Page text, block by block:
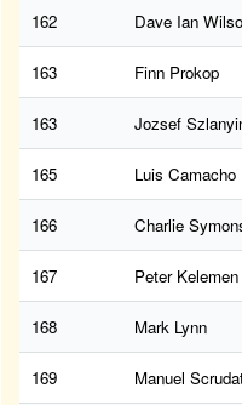
162 Dave Ian
163 Finn Prokop
163 Jozsef
165 Luis Camacho
166 Charlie
167 Peter Kelemen
168 Mark Lynn
169 Manuel